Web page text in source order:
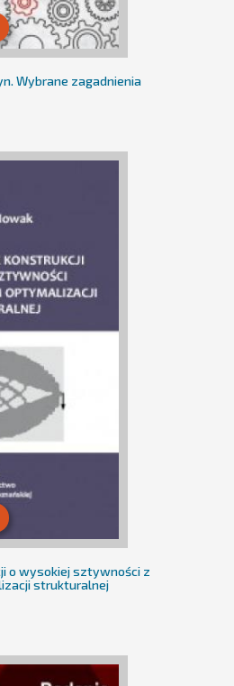
Wybrane zagadnienia
o wysokiej sztywności z
strukturalnej